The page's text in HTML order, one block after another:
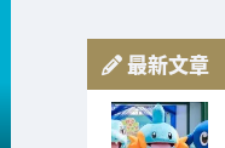
最新文章